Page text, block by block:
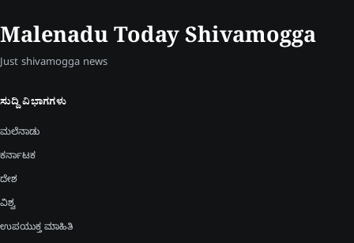
Malenadu Today Shivamogga
Just shivamogga news
ಸುದ್ದಿ ವಿಭಾಗಗಳು
ಮಲೆನಾಡು
ಕರ್ನಾಟಕ
ದೇಶ
ವಿಶ್ವ
ಉಪಯುಕ್ತ ಮಾಹಿತಿ